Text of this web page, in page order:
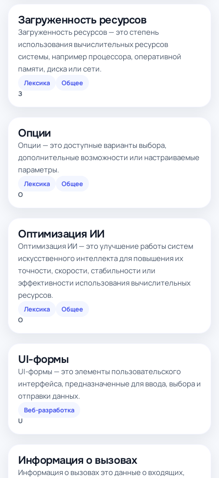
Загруженность ресурсов
Загруженность ресурсов — это степень
использования вычислительных ресурсов
системы, например процессора, оперативной
памяти, диска или сети.
Лексика
Общее
З
Опции
Опции — это доступные варианты выбора,
дополнительные возможности или настраиваемые
параметры.
Лексика
Общее
О
Оптимизация ИИ
Оптимизация ИИ — это улучшение работы систем
искусственного интеллекта для повышения их
точности, скорости, стабильности или
эффективности использования вычислительных
ресурсов.
Лексика
Общее
О
UI-формы
UI-формы — это элементы пользовательского
интерфейса, предназначенные для ввода, выбора и
отправки данных.
Веб-разработка
U
Информация о вызовах
Информация о вызовах это данные о входящих,